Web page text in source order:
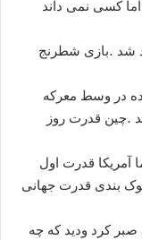
اما کسی نمی داند
شد .بازی شطرنج
در وسط معرکه
.چین قدرت روز
قدرت اول
بندی قدرت جهانی
صبر کرد ودید که چه